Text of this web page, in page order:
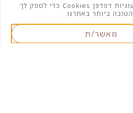
הצהרת נגישות
הפרטיות
אתר זה משתמש בעוגיות דפדפן Cookies כדי לספק לך
ביותר באתרנו.
מאשר/ת